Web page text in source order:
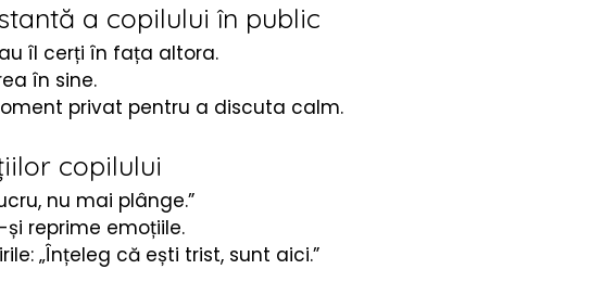
a copilului în public
îl cerți în fața altora.
în sine.
privat pentru a discuta calm.
copilului
nu mai plânge.”
reprime emoțiile.
„Înțeleg că ești trist, sunt aici.”